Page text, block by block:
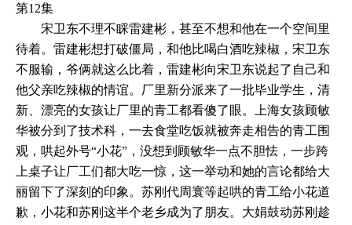
第12集
宋卫东不理不睬雷建彬，甚至不想和他在一个空间里
待着。雷建彬想打破僵局，和他比喝白酒吃辣椒，宋卫东
不服输，爷俩就这么比着，雷建彬向宋卫东说起了自己和
他父亲吃辣椒的情谊。厂里新分派来了一批毕业学生，清
新、漂亮的女孩让厂里的青工都看傻了眼。上海女孩顾敏
华被分到了技术科，一去食堂吃饭就被奔走相告的青工围
观，哄起外号“小花”，没想到顾敏华一点不胆怯，一步跨
上桌子让厂工们都大吃一惊，这一举动和她的言论都给大
丽留下了深刻的印象。苏刚代周寰等起哄的青工给小花道
歉，小花和苏刚这半个老乡成为了朋友。大娟鼓动苏刚趁